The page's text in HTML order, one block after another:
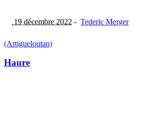
19 décembre 2022 - Tederic Merger
(Artigueloutan)
Haure